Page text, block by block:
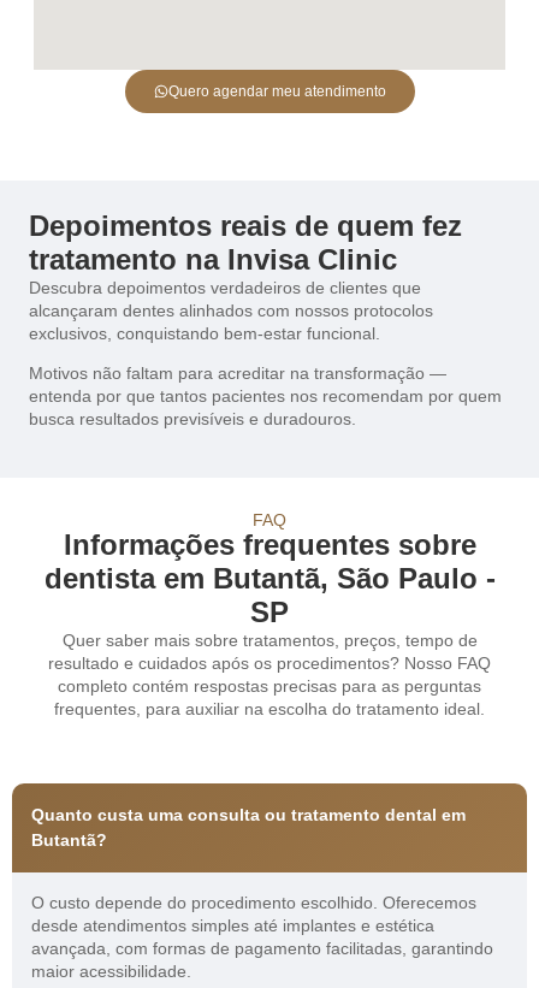
Quero agendar meu atendimento
Depoimentos reais de quem fez
tratamento na Invisa Clinic
Descubra depoimentos verdadeiros de clientes que
alcançaram dentes alinhados com nossos protocolos
exclusivos, conquistando bem-estar funcional.
Motivos não faltam para acreditar na transformação —
entenda por que tantos pacientes nos recomendam por quem
busca resultados previsíveis e duradouros.
FAQ
Informações frequentes sobre
dentista em Butantã, São Paulo -
SP
Quer saber mais sobre tratamentos, preços, tempo de
resultado e cuidados após os procedimentos? Nosso FAQ
completo contém respostas precisas para as perguntas
frequentes, para auxiliar na escolha do tratamento ideal.
Quanto custa uma consulta ou tratamento dental em
Butantã?
O custo depende do procedimento escolhido. Oferecemos
desde atendimentos simples até implantes e estética
avançada, com formas de pagamento facilitadas, garantindo
maior acessibilidade.